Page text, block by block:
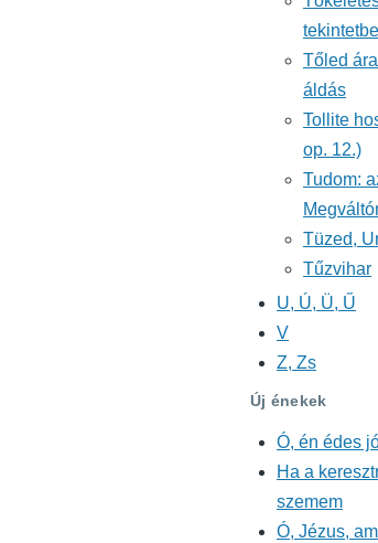
Tőled
áldás
Tollite
op. 12.)
Tudom:
Tüzed,
Tűzvihar
U, Ú, Ü, Ű
V
Z, Zs
Új énekek
Ó, én édes
Ha a
szemem
Ó, Jézus,